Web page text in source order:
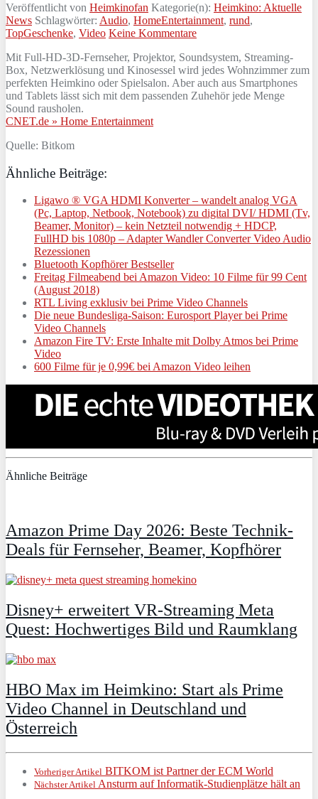
Veröffentlicht von Heimkinofan Kategorie(n): Heimkino: Aktuelle
News Schlagwörter: Audio, HomeEntertainment, rund,
TopGeschenke, Video Keine Kommentare
Mit Full-HD-3D-Fernseher, Projektor, Soundsystem, Streaming-
Box, Netzwerklösung und Kinosessel wird jedes Wohnzimmer zum
perfekten Heimkino oder Spielsalon. Aber auch aus Smartphones
und Tablets lässt sich mit dem passenden Zuhehör jede Menge
Sound rausholen.
CNET.de » Home Entertainment
Quelle: Bitkom
Ähnliche Beiträge:
Ligawo ® VGA HDMI Konverter – wandelt analog VGA
(Pc, Laptop, Netbook, Notebook) zu digital DVI/ HDMI (Tv,
Beamer, Monitor) – kein Netzteil notwendig + HDCP,
FullHD bis 1080p – Adapter Wandler Converter Video Audio
Rezessionen
Bluetooth Kopfhörer Bestseller
Freitag Filmeabend bei Amazon Video: 10 Filme für 99 Cent
(August 2018)
RTL Living exklusiv bei Prime Video Channels
Die neue Bundesliga-Saison: Eurosport Player bei Prime
Video Channels
Amazon Fire TV: Erste Inhalte mit Dolby Atmos bei Prime
Video
600 Filme für je 0,99€ bei Amazon Video leihen
Ähnliche Beiträge
Amazon Prime Day 2026: Beste Technik-
Deals für Fernseher, Beamer, Kopfhörer
Disney+ erweitert VR‑Streaming Meta
Quest: Hochwertiges Bild und Raumklang
HBO Max im Heimkino: Start als Prime
Video Channel in Deutschland und
Österreich
Vorheriger Artikel BITKOM ist Partner der ECM World
Nächster Artikel Ansturm auf Informatik-Studienplätze hält an